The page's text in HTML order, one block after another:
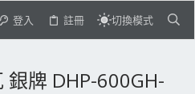
登入 註冊 切換模式
牌 DHP-600GH-